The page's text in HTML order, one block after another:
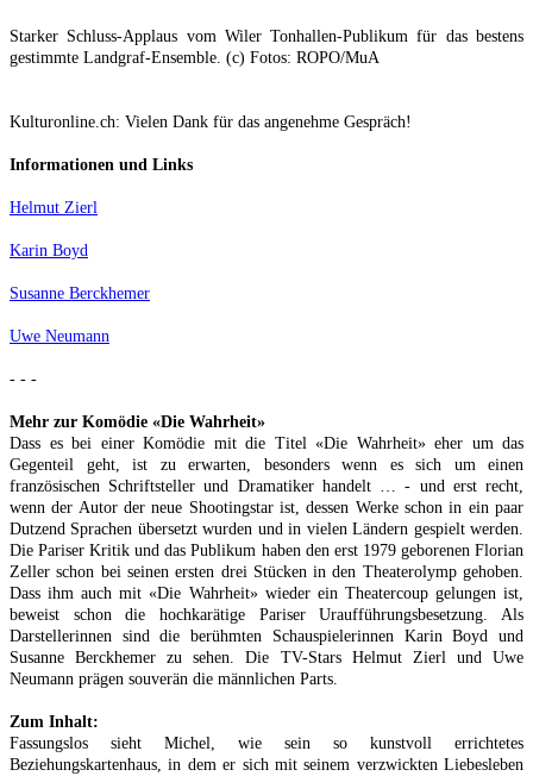
Starker Schluss-Applaus vom Wiler Tonhallen-Publikum für das bestens
gestimmte Landgraf-Ensemble. (c) Fotos: ROPO/MuA
Kulturonline.ch: Vielen Dank für das angenehme Gespräch!
Informationen und Links
Helmut Zierl
Karin Boyd
Susanne Berckhemer
Uwe Neumann
- - -
Mehr zur Komödie «Die Wahrheit»
Dass es bei einer Komödie mit die Titel «Die Wahrheit» eher um das
Gegenteil geht, ist zu erwarten, besonders wenn es sich um einen
französischen Schriftsteller und Dramatiker handelt … - und erst recht,
wenn der Autor der neue Shootingstar ist, dessen Werke schon in ein paar
Dutzend Sprachen übersetzt wurden und in vielen Ländern gespielt werden.
Die Pariser Kritik und das Publikum haben den erst 1979 geborenen Florian
Zeller schon bei seinen ersten drei Stücken in den Theaterolymp gehoben.
Dass ihm auch mit «Die Wahrheit» wieder ein Theatercoup gelungen ist,
beweist schon die hochkarätige Pariser Uraufführungsbesetzung. Als
Darstellerinnen sind die berühmten Schauspielerinnen Karin Boyd und
Susanne Berckhemer zu sehen. Die TV-Stars Helmut Zierl und Uwe
Neumann prägen souverän die männlichen Parts.
Zum Inhalt:
Fassungslos sieht Michel, wie sein so kunstvoll errichtetes
Beziehungskartenhaus, in dem er sich mit seinem verzwickten Liebesleben